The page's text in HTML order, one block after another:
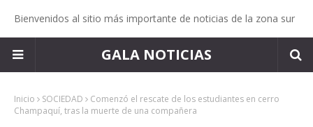
Bienvenidos al sitio más importante de noticias de la zona sur
GALA NOTICIAS
Inicio SOCIEDAD
Comenzó el rescate de los estudiantes en cerro
Champaquí, tras la muerte de una compañera